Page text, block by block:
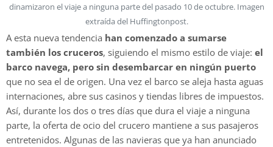
dinamizaron el viaje a ninguna parte del pasado 10 de octubre. Imagen
extraída del Huffingtonpost.
A esta nueva tendencia han comenzado a sumarse
también los cruceros, siguiendo el mismo estilo de viaje: el
barco navega, pero sin desembarcar en ningún puerto
que no sea el de origen. Una vez el barco se aleja hasta aguas
internaciones, abre sus casinos y tiendas libres de impuestos.
Así, durante los dos o tres días que dura el viaje a ninguna
parte, la oferta de ocio del crucero mantiene a sus pasajeros
entretenidos. Algunas de las navieras que ya han anunciado